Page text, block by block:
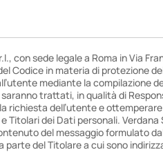
con sede legale a Roma in Via
Codice in materia di protezione
mediante la compilazione
saranno trattati, in qualità di
richiesta dell’utente e
Titolari dei Dati personali.
del messaggio formulato
parte del Titolare a cui sono